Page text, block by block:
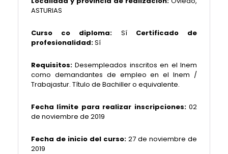
ASTURIAS
Curso co diploma: Sí Certificado de
profesionalidad:Sí
Requisitos: Desempleados inscritos en el Inem
como demandantes de empleo en el Inem /
Trabajastur. Título de Bachiller o equivalente.
Fecha límite para realizar inscripciones:02
de noviembre de 2019
Fecha de inicio del curso: 27 de noviembre de
2019